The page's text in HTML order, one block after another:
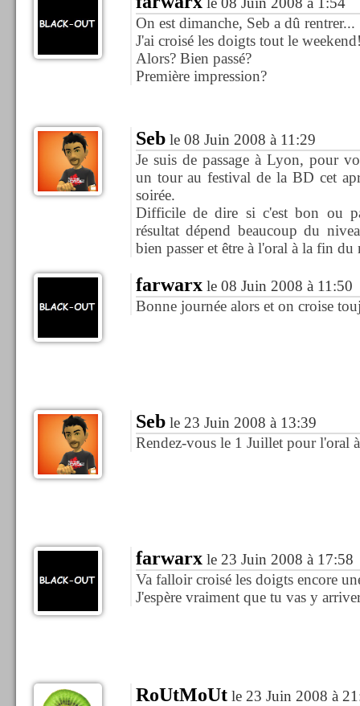
On est dimanche, Seb a dû rentrer...
J'ai croisé les doigts tout le
Alors? Bien passé?
Première impression?
Seble 08 Juin 2008 à 11:29
Je suis de passage à Lyon, pour
un tour au festival de la BD cet
soirée.
Difficile de dire si c'est bon ou
résultat dépend beaucoup du
bien passer et être à l'oral à la fin du
farwarxle 08 Juin 2008 à 11:50
Bonne journée alors et on croise
Seble 23 Juin 2008 à 13:39
Rendez-vous le 1 Juillet pour l'oral
farwarxle 23 Juin 2008 à 17:58
Va falloir croisé les doigts encore
J'espère vraiment que tu vas y
RoUtMoUtle 23 Juin 2008 à